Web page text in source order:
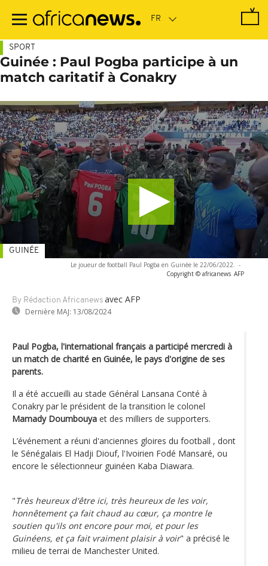
contenu
SPORT
Guinée : Paul Pogba participe à un
match caritatif à Conakry
Le joueur de football Paul Pogba en Guinée le 22/06/2022. -
Copyright © africanews AFP
By Rédaction Africanews avec AFP
Dernière MAJ: 13/08/2024
GUINÉE
Paul Pogba, l'international français a participé mercredi à
un match de charité en Guinée, le pays d'origine de ses
parents.
Il a été accueilli au stade Général Lansana Conté à
Conakry par le président de la transition le colonel
Mamady Doumbouya et des milliers de supporters.
L’événement a réuni d'anciennes gloires du football , dont
le Sénégalais El Hadji Diouf, l'Ivoirien Fodé Mansaré, ou
encore le sélectionneur guinéen Kaba Diawara.
"Très heureux d'être ici, très heureux de les voir,
honnêtement ça fait chaud au cœur, ça montre le
soutien qu'ils ont encore pour moi, et pour les
Guinéens, et ça fait vraiment plaisir à voir" a précisé le
milieu de terrai de Manchester United.